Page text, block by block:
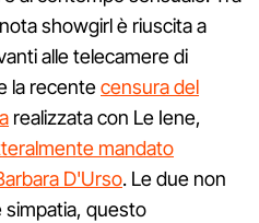
showgirl è riuscita a
alle telecamere di
la recentecensura del
realizzata con Le Iene,
mandato
D'Urso. Le due non
simpatia, questo